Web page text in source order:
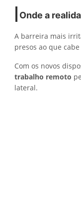
Onde a
A barreira mais
presos ao que
Com os novos
trabalho remoto
lateral.